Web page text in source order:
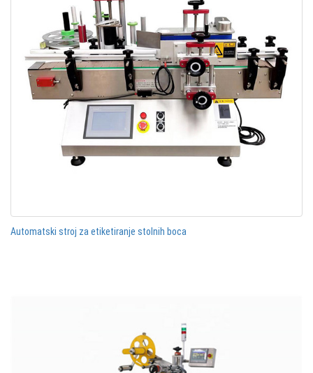
Automatski stroj za etiketiranje stolnih boca